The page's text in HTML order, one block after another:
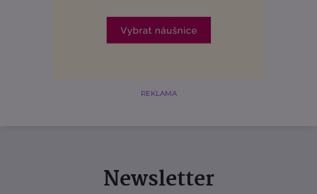
REKLAMA
Newsletter